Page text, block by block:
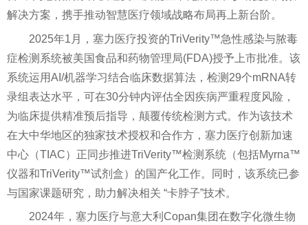
解决方案，携手推动智慧医疗领域战略布局再上新台阶。
2025年1月，塞力医疗投资的TriVerity™急性感染与脓毒
症检测系统被美国食品和药物管理局(FDA)授予上市批准。该
系统运用AI/机器学习结合临床数据算法，检测29个mRNA转
录组表达水平，可在30分钟内评估全因疾病严重程度风险，
为临床提供精准预后指导，颠覆传统检测方式。作为该技术
在大中华地区的独家技术授权和合作方，塞力医疗创新加速
中心（TIAC）正同步推进TriVerity™检测系统（包括Myrna™
仪器和TriVerity™试剂盒）的国产化工作。同时，该系统已参
与国家课题研究，助力解决相关 “卡脖子”技术。
2024年，塞力医疗与意大利Copan集团在数字化微生物